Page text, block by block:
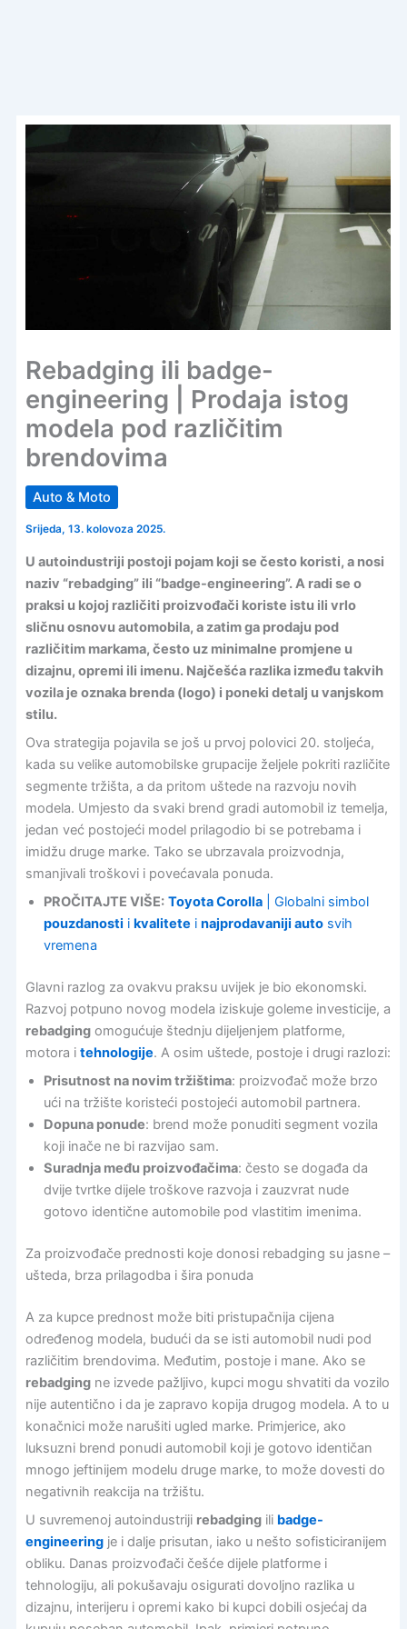
Rebadging ili badge-
engineering | Prodaja istog
modela pod različitim
brendovima
Auto & Moto
Srijeda, 13. kolovoza 2025.
U autoindustriji postoji pojam koji se često koristi, a nosi
naziv “rebadging” ili “badge-engineering”. A radi se o
praksi u kojoj različiti proizvođači koriste istu ili vrlo
sličnu osnovu automobila, a zatim ga prodaju pod
različitim markama, često uz minimalne promjene u
dizajnu, opremi ili imenu. Najčešća razlika između takvih
vozila je oznaka brenda (logo) i poneki detalj u vanjskom
stilu.
Ova strategija pojavila se još u prvoj polovici 20. stoljeća,
kada su velike automobilske grupacije željele pokriti različite
segmente tržišta, a da pritom uštede na razvoju novih
modela. Umjesto da svaki brend gradi automobil iz temelja,
jedan već postojeći model prilagodio bi se potrebama i
imidžu druge marke. Tako se ubrzavala proizvodnja,
smanjivali troškovi i povećavala ponuda.
PROČITAJTE VIŠE: Toyota Corolla| Globalni simbol
pouzdanosti i kvalitete i najprodavaniji autosvih
vremena
Glavni razlog za ovakvu praksu uvijek je bio ekonomski.
Razvoj potpuno novog modela iziskuje goleme investicije, a
rebadgingomogućuje štednju dijeljenjem platforme,
motora i tehnologije. A osim uštede, postoje i drugi razlozi:
Prisutnost na novim tržištima: proizvođač može brzo
ući na tržište koristeći postojeći automobil partnera.
Dopuna ponude: brend može ponuditi segment vozila
koji inače ne bi razvijao sam.
Suradnja među proizvođačima: često se događa da
dvije tvrtke dijele troškove razvoja i zauzvrat nude
gotovo identične automobile pod vlastitim imenima.
Za proizvođače prednosti koje donosi rebadging su jasne –
ušteda, brza prilagodba i šira ponuda
A za kupce prednost može biti pristupačnija cijena
određenog modela, budući da se isti automobil nudi pod
različitim brendovima. Međutim, postoje i mane. Ako se
rebadgingne izvede pažljivo, kupci mogu shvatiti da vozilo
nije autentično i da je zapravo kopija drugog modela. A to u
konačnici može narušiti ugled marke. Primjerice, ako
luksuzni brend ponudi automobil koji je gotovo identičan
mnogo jeftinijem modelu druge marke, to može dovesti do
negativnih reakcija na tržištu.
U suvremenoj autoindustriji rebadgingili badge-
engineeringje i dalje prisutan, iako u nešto sofisticiranijem
obliku. Danas proizvođači češće dijele platforme i
tehnologiju, ali pokušavaju osigurati dovoljno razlika u
dizajnu, interijeru i opremi kako bi kupci dobili osjećaj da